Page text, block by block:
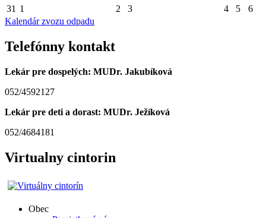
31 1 2 3 4 5
6
Kalendár zvozu odpadu
Telefónny kontakt
Lekár pre dospelých: MUDr. Jakubíková
052/4592127
Lekár pre deti a dorast: MUDr. Ježíková
052/4684181
Virtualny cintorin
Obec